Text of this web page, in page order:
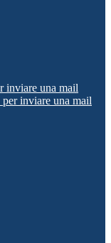
inviare una mail
inviare una mail